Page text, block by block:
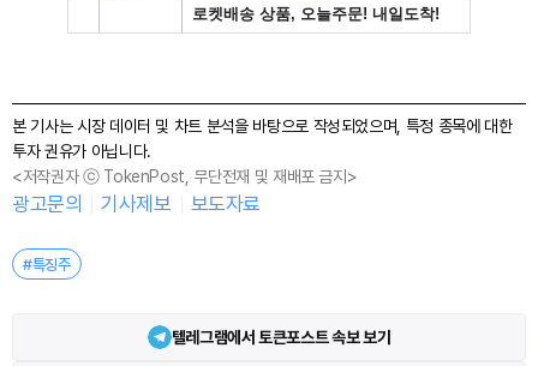
본 기사는 시장 데이터 및 차트 분석을 바탕으로 작성되었으며, 특정 종목에 대한
투자 권유가 아닙니다.
<저작권자 ⓒ TokenPost, 무단전재 및 재배포 금지>
광고문의 기사제보 보도자료
#특징주
텔레그램에서 토큰포스트 속보 보기